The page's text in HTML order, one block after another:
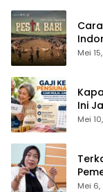
Mei
Ini
Mei
Mei